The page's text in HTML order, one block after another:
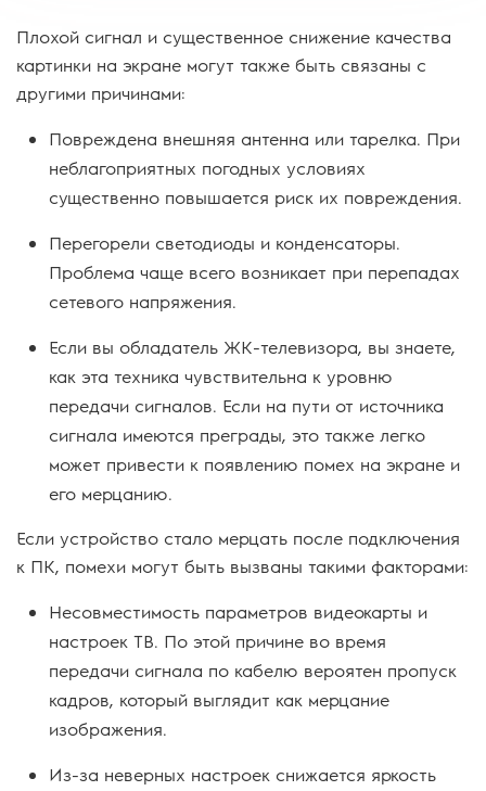
Плохой сигнал и существенное снижение качества
картинки на экране могут также быть связаны с
другими причинами:
Повреждена внешняя антенна или тарелка. При
неблагоприятных погодных условиях
существенно повышается риск их повреждения.
Перегорели светодиоды и конденсаторы.
Проблема чаще всего возникает при перепадах
сетевого напряжения.
Если вы обладатель ЖК-телевизора, вы знаете,
как эта техника чувствительна к уровню
передачи сигналов. Если на пути от источника
сигнала имеются преграды, это также легко
может привести к появлению помех на экране и
его мерцанию.
Если устройство стало мерцать после подключения
к ПК, помехи могут быть вызваны такими факторами:
Несовместимость параметров видеокарты и
настроек ТВ. По этой причине во время
передачи сигнала по кабелю вероятен пропуск
кадров, который выглядит как мерцание
изображения.
Из-за неверных настроек снижается яркость